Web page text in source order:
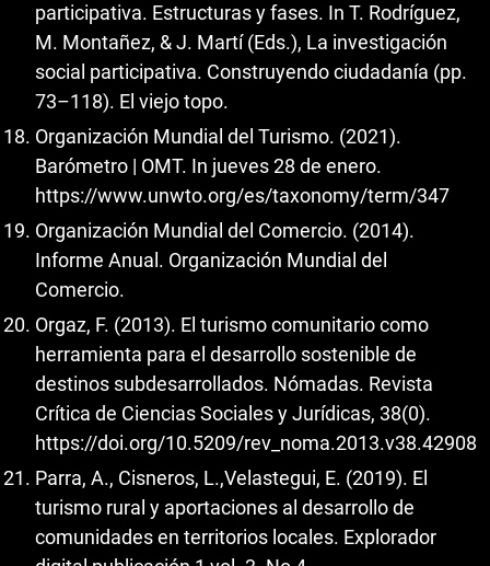
participativa. Estructuras y fases. In T. Rodríguez,
M. Montañez, & J. Martí (Eds.), La investigación
social participativa. Construyendo ciudadanía (pp.
73–118). El viejo topo.
Organización Mundial del Turismo. (2021).
Barómetro | OMT. In jueves 28 de enero.
https://www.unwto.org/es/taxonomy/term/347
Organización Mundial del Comercio. (2014).
Informe Anual. Organización Mundial del
Comercio.
Orgaz, F. (2013). El turismo comunitario como
herramienta para el desarrollo sostenible de
destinos subdesarrollados. Nómadas. Revista
Crítica de Ciencias Sociales y Jurídicas, 38(0).
https://doi.org/10.5209/rev_noma.2013.v38.42908
Parra, A., Cisneros, L.,Velastegui, E. (2019). El
turismo rural y aportaciones al desarrollo de
comunidades en territorios locales. Explorador